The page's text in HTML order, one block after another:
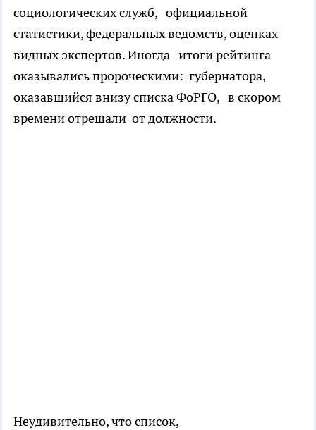
социологических служб, официальной
статистики, федеральных ведомств, оценках
видных экспертов. Иногда итоги рейтинга
оказывались пророческими: губернатора,
оказавшийся внизу списка ФоРГО, в скором
времени отрешали от должности.
Неудивительно, что список,